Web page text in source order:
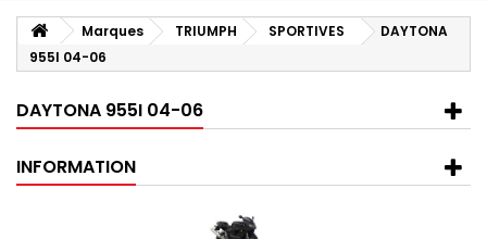
Marques TRIUMPH SPORTIVES
DAYTONA
955I 04-06
DAYTONA 955I 04-06
INFORMATION